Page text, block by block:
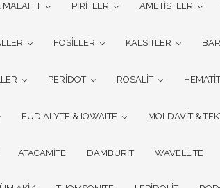
MALAHIT PİRİTLER AMETİSTLER
FOSİLLER KALSİTLER
PERİDOT ROSALİT HEMATİT
EUDIALYTE & IOWAITE MOLDAVİT &
ATACAMİTE DAMBURİT WAVELLITE